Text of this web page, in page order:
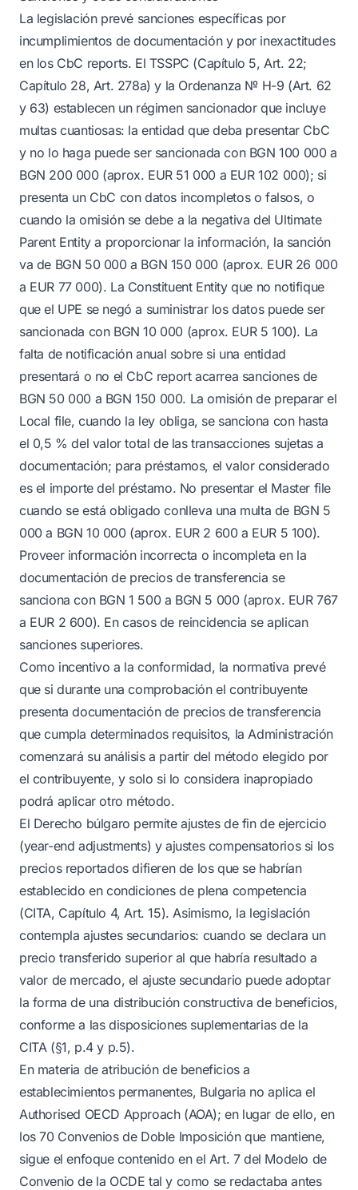
La legislación prevé sanciones específicas por
incumplimientos de documentación y por inexactitudes
en los CbC reports. El TSSPC (Capítulo 5, Art. 22;
Capítulo 28, Art. 278a) y la Ordenanza № H-9 (Art. 62
y 63) establecen un régimen sancionador que incluye
multas cuantiosas: la entidad que deba presentar CbC
y no lo haga puede ser sancionada con BGN 100 000 a
BGN 200 000 (aprox. EUR 51 000 a EUR 102 000); si
presenta un CbC con datos incompletos o falsos, o
cuando la omisión se debe a la negativa del Ultimate
Parent Entity a proporcionar la información, la sanción
va de BGN 50 000 a BGN 150 000 (aprox. EUR 26 000
a EUR 77 000). La Constituent Entity que no notifique
que el UPE se negó a suministrar los datos puede ser
sancionada con BGN 10 000 (aprox. EUR 5 100). La
falta de notificación anual sobre si una entidad
presentará o no el CbC report acarrea sanciones de
BGN 50 000 a BGN 150 000. La omisión de preparar el
Local file, cuando la ley obliga, se sanciona con hasta
el 0,5 % del valor total de las transacciones sujetas a
documentación; para préstamos, el valor considerado
es el importe del préstamo. No presentar el Master file
cuando se está obligado conlleva una multa de BGN 5
000 a BGN 10 000 (aprox. EUR 2 600 a EUR 5 100).
Proveer información incorrecta o incompleta en la
documentación de precios de transferencia se
sanciona con BGN 1 500 a BGN 5 000 (aprox. EUR 767
a EUR 2 600). En casos de reincidencia se aplican
sanciones superiores.
Como incentivo a la conformidad, la normativa prevé
que si durante una comprobación el contribuyente
presenta documentación de precios de transferencia
que cumpla determinados requisitos, la Administración
comenzará su análisis a partir del método elegido por
el contribuyente, y solo si lo considera inapropiado
podrá aplicar otro método.
El Derecho búlgaro permite ajustes de fin de ejercicio
(year-end adjustments) y ajustes compensatorios si los
precios reportados difieren de los que se habrían
establecido en condiciones de plena competencia
(CITA, Capítulo 4, Art. 15). Asimismo, la legislación
contempla ajustes secundarios: cuando se declara un
precio transferido superior al que habría resultado a
valor de mercado, el ajuste secundario puede adoptar
la forma de una distribución constructiva de beneficios,
conforme a las disposiciones suplementarias de la
CITA (§1, p.4 y p.5).
En materia de atribución de beneficios a
establecimientos permanentes, Bulgaria no aplica el
Authorised OECD Approach (AOA); en lugar de ello, en
los 70 Convenios de Doble Imposición que mantiene,
sigue el enfoque contenido en el Art. 7 del Modelo de
Convenio de la OCDE tal y como se redactaba antes